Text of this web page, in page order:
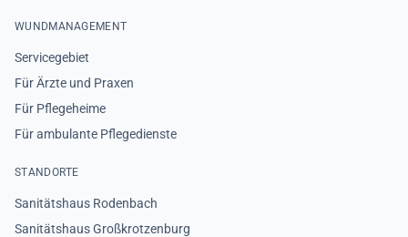
WUNDMANAGEMENT
Servicegebiet
Für Ärzte und Praxen
Für Pflegeheime
Für ambulante Pflegedienste
STANDORTE
Sanitätshaus Rodenbach
Sanitätshaus Großkrotzenburg